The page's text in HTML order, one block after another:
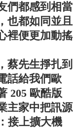
們都感到相當
也都如同並且
裡便更加動搖
先生掙扎到
話給我們歐
205 歐酷版
主家中把訊源
接上擴大機